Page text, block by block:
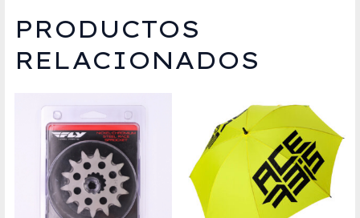
PRODUCTOS
RELACIONADOS